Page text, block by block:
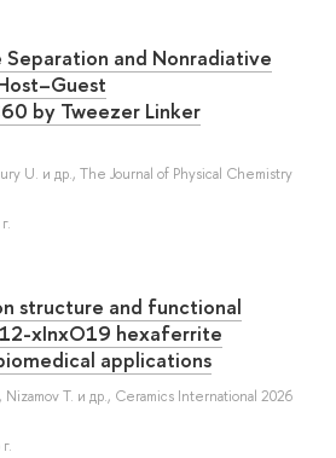
and Nonradiative
by Tweezer Linker
U. и др., The Journal of Physical Chemistry
structure and functional
xInxO19 hexaferrite
applications
, Nizamov T. и др., Ceramics International 2026